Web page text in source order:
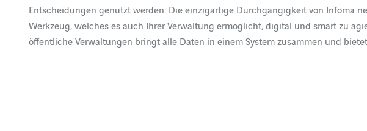
Entscheidungen genutzt werden. Die einzigartige Durchgängigkeit von Infoma
Werkzeug, welches es auch Ihrer Verwaltung ermöglicht, digital und smart zu
öffentliche Verwaltungen bringt alle Daten in einem System zusammen und